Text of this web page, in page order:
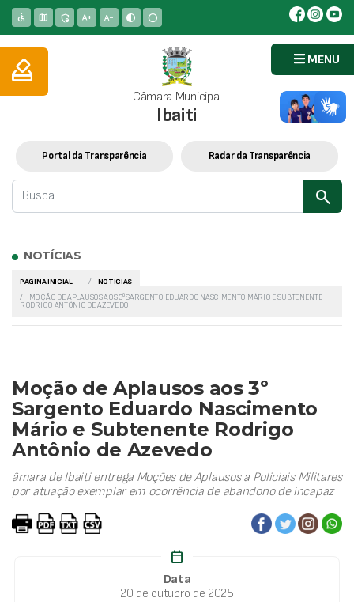
how_to_vote MENU
accessible map admin_panel_settings text_increase text_decrease contrast circle
Câmara Municipal
Ibaiti
Portal da Transparência Radar da Transparência
search
NOTÍCIAS
PÁGINA INICIAL
NOTÍCIAS
MOÇÃO DE APLAUSOS AOS 3º SARGENTO EDUARDO NASCIMENTO MÁRIO E SUBTENENTE
RODRIGO ANTÔNIO DE AZEVEDO
Moção de Aplausos aos 3º
Sargento Eduardo Nascimento
Mário e Subtenente Rodrigo
Antônio de Azevedo
âmara de Ibaiti entrega Moções de Aplausos a Policiais Militares
por atuação exemplar em ocorrência de abandono de incapaz
calendar_today
Data
20 de outubro de 2025